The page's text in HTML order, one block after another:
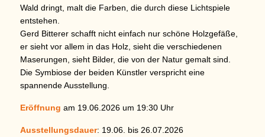
Wald dringt, malt die Farben, die durch diese Lichtspiele
entstehen.
Gerd Bitterer schafft nicht einfach nur schöne Holzgefäße,
er sieht vor allem in das Holz, sieht die verschiedenen
Maserungen, sieht Bilder, die von der Natur gemalt sind.
Die Symbiose der beiden Künstler verspricht eine
spannende Ausstellung.
Eröffnung am 19.06.2026 um 19:30 Uhr
Ausstellungsdauer: 19.06. bis 26.07.2026